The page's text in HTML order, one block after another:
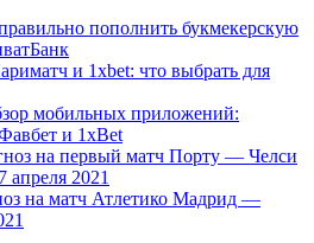
пополнить букмекерскую
и 1xbet: что выбрать для
мобильных приложений:
и 1xBet
на первый матч Порту — Челси
2021
на матч Атлетико Мадрид —